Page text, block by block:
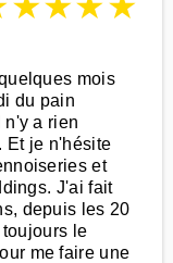
mois
du pain
n'y a rien
Et je n'hésite
et
J'ai fait
depuis les 20
le
me faire une